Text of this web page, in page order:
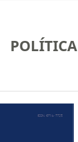
POLÍTICA